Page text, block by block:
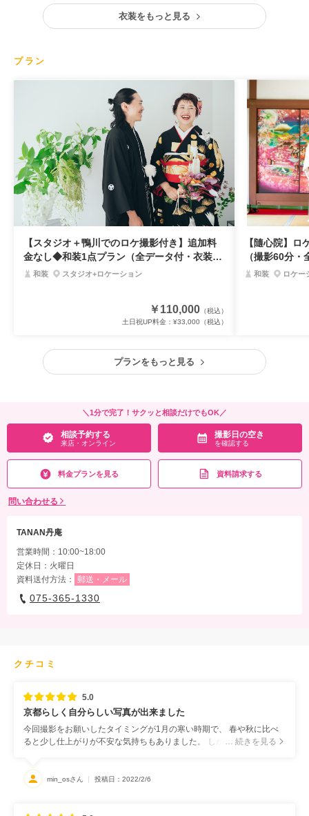
衣装をもっと見る
プラン
【スタジオ＋鴨川でのロケ撮影付き】追加料
金なし◆和装1点プラン（全データ付・衣装30
着プラン内・事前試着orオンライン相談可）
和装 スタジオ+ロケーション
￥110,000 （税込）
土日祝UP料金： ¥33,000 （税込）
【隨心院】
（撮影60分
内・事前試着
和装 ロケー
プランをもっと見る
＼1分で完了！サクッと相談だけでもOK／
相談予約する
来店・オンライン
撮影日の空き
を確認する
料金プランを見る 資料請求する
問い合わせる
TANAN丹庵
営業時間：10:00~18:00
定休日：火曜日
資料送付方法：
郵送・メール
075-365-1330
クチコミ
5.0
京都らしく自分らしい写真が出来ました
今回撮影をお願いしたタイミングが1月の寒い時期で、 春や秋に比べ
ると少し仕上がりが不安な気持ちもありました。 しかし、当日はまさ
雪景色の清水寺を拝見したのが初めてで、撮影以前に貴重な思い出に
… 続きを見る
min_osさん 投稿日：2022/2/6